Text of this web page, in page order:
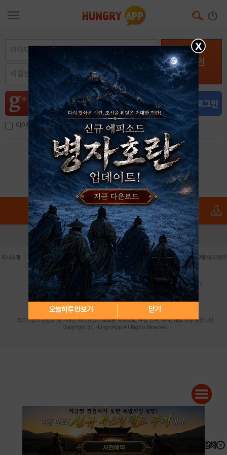
로그인
아이디, 이메일 저장
아이디 / 비밀번호 찾기 회원가입
X
오늘하루 안보기 닫기
로그인 PC버전 전체앱
회사소개 이용약관 | 개인정보 처리방침 | 청소년 보호정책 | 불법촬영물 신고센터 | 제휴광고문의
사업자등록번호:119-86-61101 (주)스마트나우 대표이사:송현두
주소: 서울시 금천구 가산디지털1로 171 연락처:063-284-8635 팩스:02-6265-0377
청소년보호책임자:김동욱desk@hungryapp.co.kr
등록번호:서울아02322 | 등록일자:2016년4월25일
발행인:(주)스마트나우 송현두 | 편집인:김동욱
헝그리앱의 콘텐츠 및 기사는 저작권법의 보호를 받으므로, 무단 전재, 복사, 배포 등을 금합니다.
Copyright (c) HungryApp All Rights Reserved.